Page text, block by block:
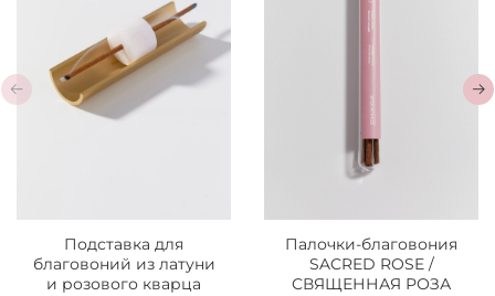
Подставка для
благовоний из латуни
и розового кварца
Палочки-благовония
SACRED ROSE /
СВЯЩЕННАЯ РОЗА